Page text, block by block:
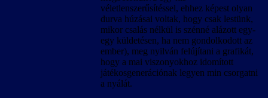
véletlenszerűsítéssel, ehhez képest olyan
durva húzásai voltak, hogy csak lestünk,
mikor csalás nélkül is szénné alázott egy-
egy küldetésen, ha nem gondolkodott az
ember), meg nyilván felújítani a grafikát,
hogy a mai viszonyokhoz idomított
játékosgenerációnak legyen min csorgatni
a nyálát.